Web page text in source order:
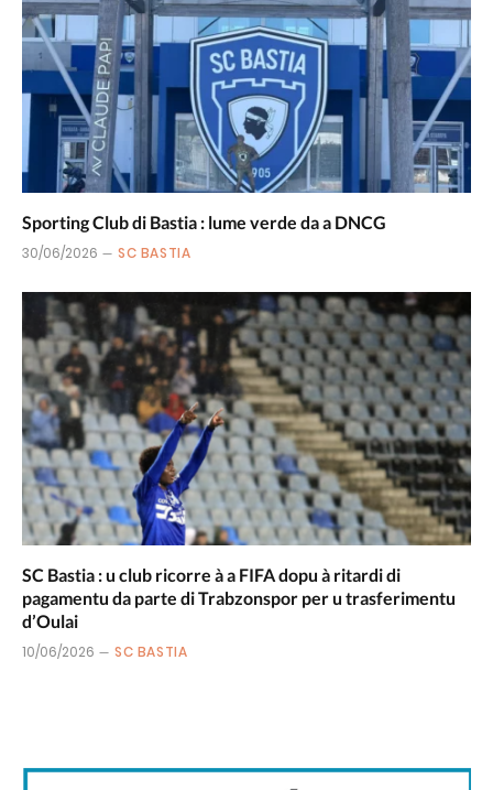
Sporting Club di Bastia : lume verde da a DNCG
30/06/2026 SC BASTIA
SC Bastia : u club ricorre à a FIFA dopu à ritardi di
pagamentu da parte di Trabzonspor per u trasferimentu
d’Oulai
10/06/2026 SC BASTIA